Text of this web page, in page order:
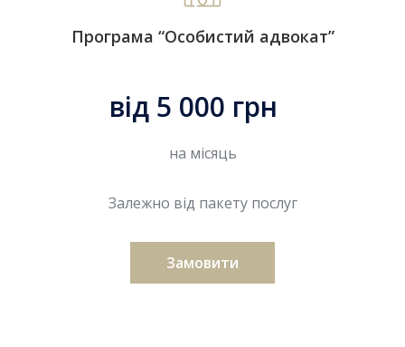
Програма “Особистий адвокат”
від 5 000 грн
на місяць
Залежно від пакету послуг
Замовити